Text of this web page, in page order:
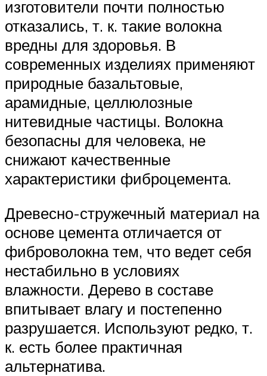
изготовители почти полностью
отказались, т. к. такие волокна
вредны для здоровья. В
современных изделиях применяют
природные базальтовые,
арамидные, целлюлозные
нитевидные частицы. Волокна
безопасны для человека, не
снижают качественные
характеристики фиброцемента.
Древесно-стружечный материал на
основе цемента отличается от
фиброволокна тем, что ведет себя
нестабильно в условиях
влажности. Дерево в составе
впитывает влагу и постепенно
разрушается. Используют редко, т.
к. есть более практичная
альтернатива.